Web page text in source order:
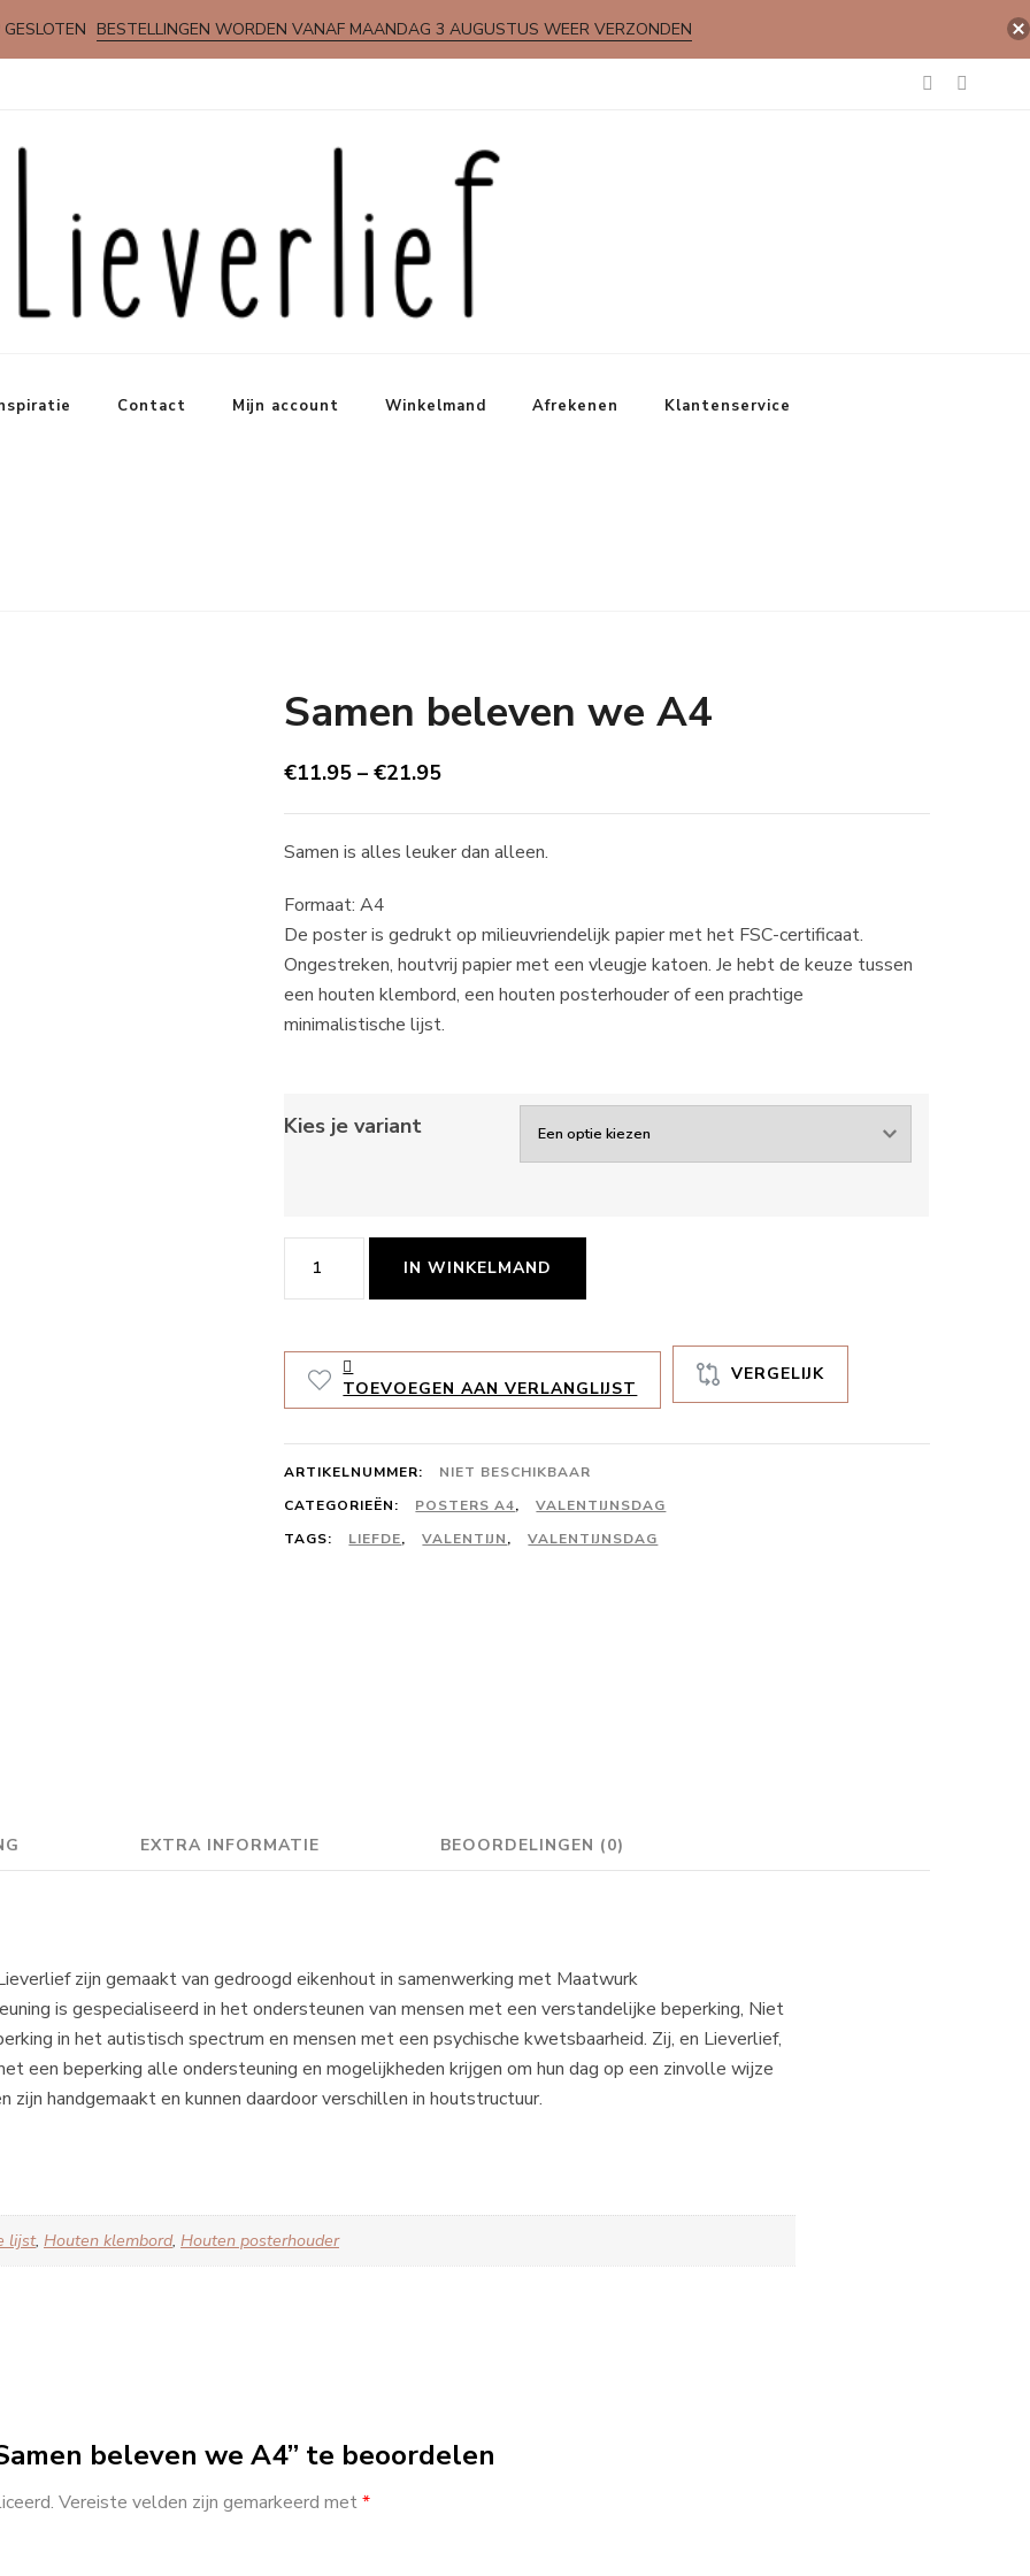
BESTELLINGEN WORDEN VANAF MAANDAG 3 AUGUSTUS WEER VERZONDEN
Contact Mijn account Winkelmand Afrekenen Klantenservice
Samen beleven we A4
€11.95 –€21.95
Samen is alles leuker dan alleen.
Formaat: A4
De poster is gedrukt op milieuvriendelijk papier met het FSC-certificaat.
Ongestreken, houtvrij papier met een vleugje katoen. Je hebt de keuze tussen
een houten klembord, een houten posterhouder of een prachtige
minimalistische lijst.
Kies je variant
Samen
beleven
A4
aantal
IN WINKELMAND
TOEVOEGEN AAN VERLANGLIJST
VERGELIJK
ARTIKELNUMMER:
NIET BESCHIKBAAR
CATEGORIEËN:
POSTERS A4,
VALENTIJNSDAG
TAGS:
LIEFDE, VALENTIJN, VALENTIJNSDAG
EXTRA INFORMATIE BEOORDELINGEN (0)
zijn gemaakt van gedroogd eikenhout in samenwerking met Maatwurk
is gespecialiseerd in het ondersteunen van mensen met een verstandelijke beperking, Niet
in het autistisch spectrum en mensen met een psychische kwetsbaarheid. Zij, en Lieverlief,
een beperking alle ondersteuning en mogelijkheden krijgen om hun dag op een zinvolle wijze
handgemaakt en kunnen daardoor verschillen in houtstructuur.
lijst, Houten klembord, Houten posterhouder
beleven we A4” te beoordelen
Vereiste velden zijn gemarkeerd met*